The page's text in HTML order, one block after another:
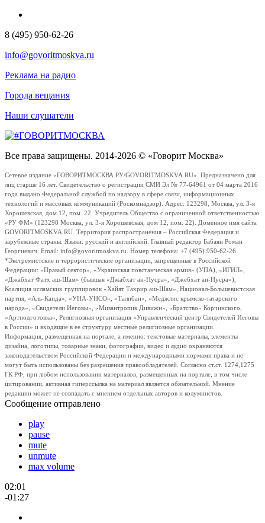
8 (495) 950-62-26
info@govoritmoskva.ru
Реклама на радио
Города вещания
Наши слушатели
Все права защищены. 2014-2026 © «Говорит Москва»
Сетевое издание «ГОВОРИТМОСКВА.РУ/GOVORITMOSKVA.RU». Предназначено для
лиц старше 16 лет. Свидетельство о регистрации СМИ Эл № 77-64961 от 04 марта 2016
года выдано Федеральной службой по надзору в сфере связи, информационных
технологий и массовых коммуникаций (Роскомнадзор). Адрес: 123298, Москва, ул. 3-я
Хорошевская, дом 12, пом. 22. Учредитель Общество с ограниченной ответственностью
«РУ ФМ» (123298 Москва, ул. 3-я Хорошевская, дом 12, пом. 22). Доменное имя сайта
GOVORITMOSKVA.RU. Территория распространения – Российская Федерация и
зарубежные страны. Языки: русский и английский. Главный редактор Бабаян Роман
Георгиевич. Email: info@govoritmoskva.ru. Номер телефона: +7 (495) 950-62-26
*Экстремистские и террористические организации, запрещенные в Российской
Федерации: «Правый сектор», «Украинская повстанческая армия» (УПА), «ИГИЛ»,
«Джабхат Фатх аш-Шам» (бывшая «Джабхат ан-Нусра», «Джебхат ан-Нусра»),
Коалиция исламских группировок «Хайят Тахрир аш-Шам», Национал-Большевистская
партия, «Аль-Каида», «УНА-УНСО», «Талибан», «Меджлис крымско-татарского
народа», «Свидетели Иеговы», «Мизантропик Дивижн», «Братство» Корчинского,
«Артподготовка», Религиозная организация «Управленческий центр Свидетелей Иеговы
в России» и входящие в ее структуру местные религиозные организации.
Информация, размещенная на портале, а именно: текстовые материалы, элементы
дизайна, логотипы, товарные знаки, фотографии, видео и аудио охраняются
законодательством Российской Федерации и международными нормами права и не
могут быть использованы без разрешения правообладателей. Согласно ст.ст. 1274,1275
ГК РФ, при любом использовании материалов, размещенных на портале, в том числе
цитировании, активная гиперссылка на материал является обязательной. Мнение
редакции может не совпадать с мнением отдельных авторов и колумнистов.
Сообщение отправлено
play
pause
mute
unmute
max volume
02:01
-01:27